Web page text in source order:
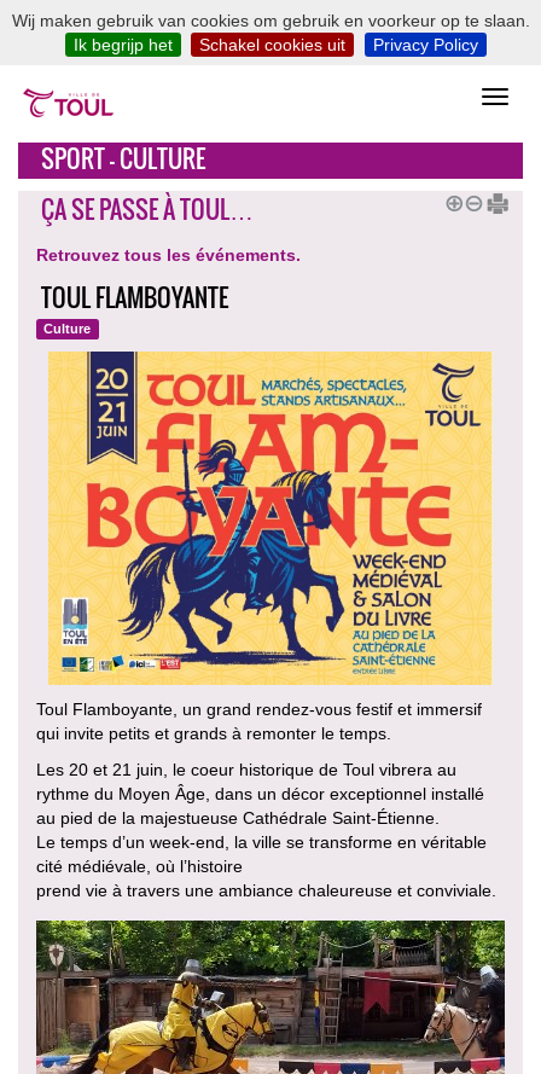
Wij maken gebruik van cookies om gebruik en voorkeur op te slaan.
Ik begrijp het
Schakel cookies uit Privacy Policy
SPORT - CULTURE
ÇA SE PASSE À TOUL…
Retrouvez tous les événements.
TOUL FLAMBOYANTE
Culture
Toul Flamboyante, un grand rendez-vous festif et immersif
qui invite petits et grands à remonter le temps.
Les 20 et 21 juin, le coeur historique de Toul vibrera au
rythme du Moyen Âge, dans un décor exceptionnel installé
au pied de la majestueuse Cathédrale Saint-Étienne.
Le temps d’un week-end, la ville se transforme en véritable
cité médiévale, où l’histoire
prend vie à travers une ambiance chaleureuse et conviviale.